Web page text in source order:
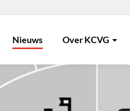
Nieuws Over KCVG